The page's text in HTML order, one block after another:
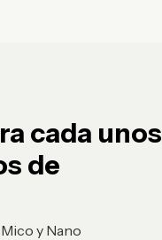
cada unos
de
y Nano